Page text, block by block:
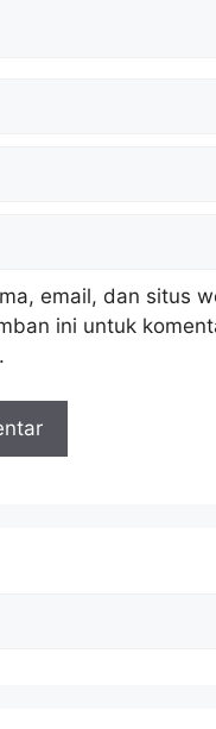
email, dan situs
ini untuk